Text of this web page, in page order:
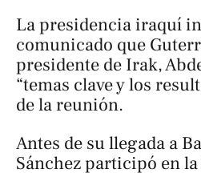
La presidencia iraquí
comunicado que
presidente de Irak,
“temas clave y los
de la reunión.
Antes de su llegada a
Sánchez participó en